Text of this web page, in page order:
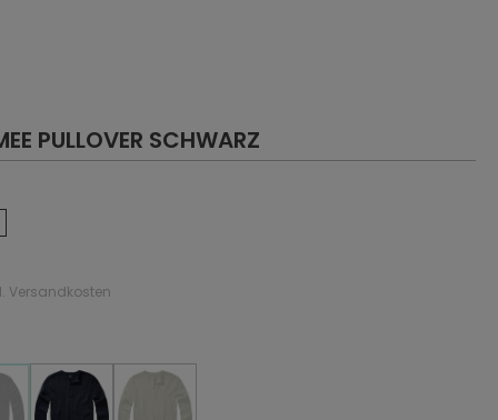
PULLOVER SCHWARZ
Versandkosten
Option ist zurzeit nicht verfügbar.)
marineblau
marineblau
oliv
(Diese Option ist zurzeit nicht verfügbar.)
oliv